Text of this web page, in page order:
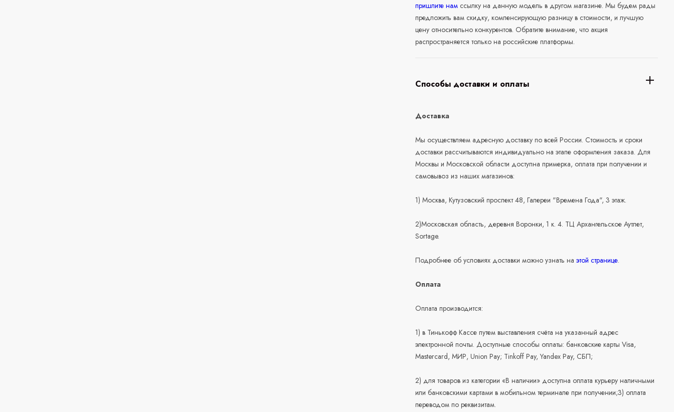
пришлите нам ссылку на данную модель в другом магазине. Мы будем рады
предложить вам скидку, компенсирующую разницу в стоимости, и лучшую
цену относительно конкурентов. Обратите внимание, что акция
распространяется только на российские платформы.
Способы доставки и оплаты
Доставка
Мы осуществляем адресную доставку по всей России. Стоимость и сроки
доставки рассчитываются индивидуально на этапе оформления заказа. Для
Москвы и Московской области доступна примерка, оплата при получении и
самовывоз из наших магазинов:
1) Москва, Кутузовский проспект 48, Галереи "Времена Года", 3 этаж.
2)Московская область, деревня Воронки, 1 к. 4. ТЦ Архангельское Аутлет,
Sortage.
Подробнее об условиях доставки можно узнать наэтой странице.
Оплата
Оплата производится:
1) в Тинькофф Кассе путем выставления счёта на указанный адрес
электронной почты. Доступные способы оплаты: банковские карты Visa,
Mastercard, МИР, Union Pay; Tinkoff Pay, Yandex Pay, СБП;
2) для товаров из категории «В наличии» доступна оплата курьеру наличными
или банковскими картами в мобильном терминале при получении;3) оплата
переводом по реквизитам.